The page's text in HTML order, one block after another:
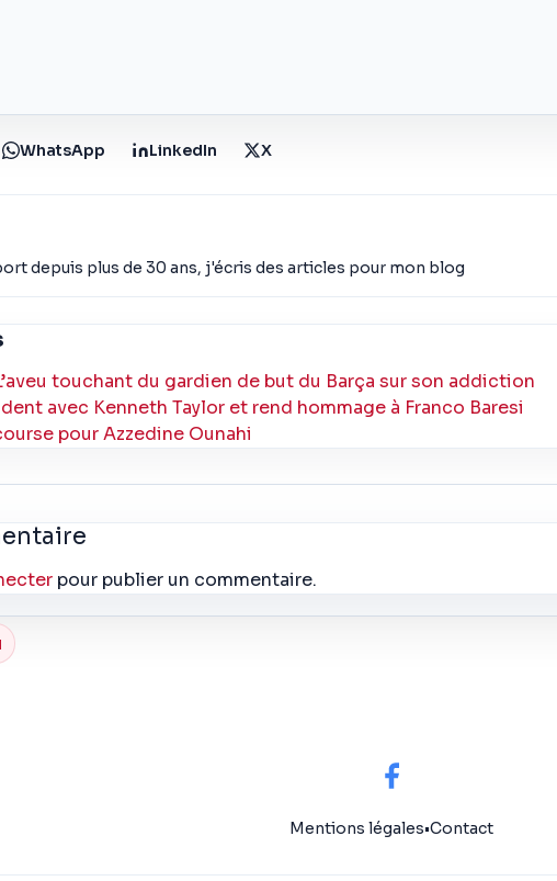
WhatsApp LinkedIn X
depuis plus de 30 ans, j'écris des articles pour mon blog
touchant du gardien de but du Barça sur son addiction
avec Kenneth Taylor et rend hommage à Franco Baresi
pour Azzedine Ounahi
pour publier un commentaire.
Mentions légales•Contact